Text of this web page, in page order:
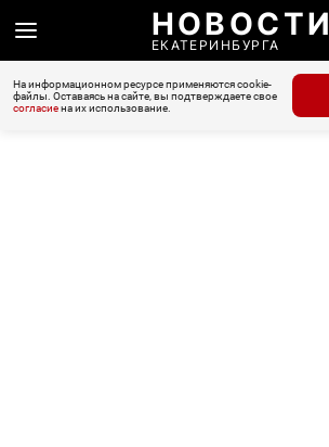
НОВОСТИ
ЕКАТЕРИНБУРГА
На информационном ресурсе применяются cookie-
файлы. Оставаясь на сайте, вы подтверждаете свое
согласиена их использование.